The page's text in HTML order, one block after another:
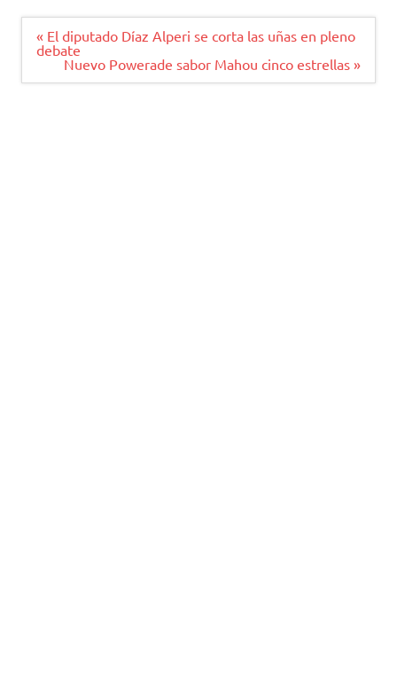
Navegación
de
entradas
« El diputado Díaz Alperi se corta las uñas en pleno
debate
Nuevo Powerade sabor Mahou cinco estrellas »